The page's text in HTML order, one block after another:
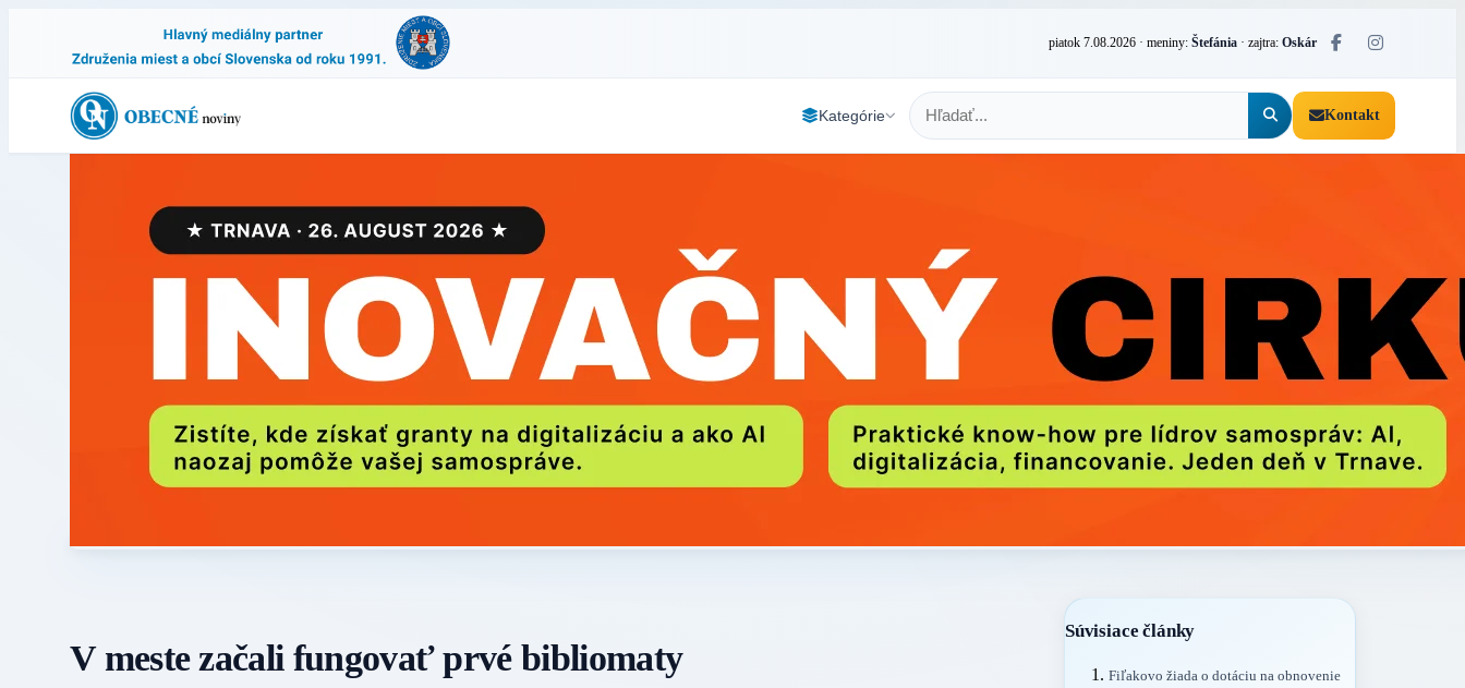
piatok 7.08.2026 · meniny: Štefánia · zajtra: Oskár
Kategórie Kontakt
V meste začali fungovať prvé bibliomaty
Súvisiace články
Fiľakovo žiada o dotáciu na obnovenie